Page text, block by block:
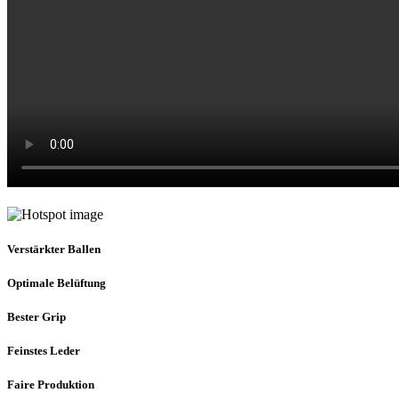
Verstärkter Ballen
Optimale Belüftung
Bester Grip
Feinstes Leder
Faire Produktion